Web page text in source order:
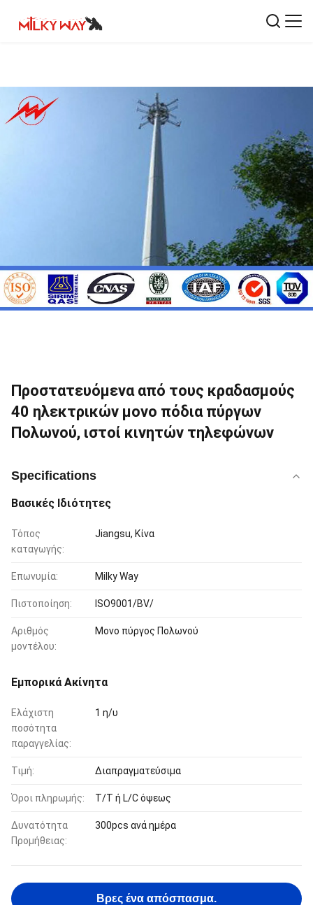
Προστατευόμενα από τους κραδασμούς
40 ηλεκτρικών μονο πόδια πύργων
Πολωνού, ιστοί κινητών τηλεφώνων
Specifications
Βασικές Ιδιότητες
Τόπος
καταγωγής:
Jiangsu, Κίνα
Επωνυμία: Milky Way
Πιστοποίηση: ISO9001/BV/
Αριθμός
μοντέλου:
Μονο πύργος Πολωνού
Εμπορικά Ακίνητα
Ελάχιστη
ποσότητα
παραγγελίας:
1 η/υ
Τιμή: Διαπραγματεύσιμα
Όροι πληρωμής: T/T ή L/C όψεως
Δυνατότητα
Προμήθειας:
300pcs ανά ημέρα
Βρες ένα απόσπασμα.